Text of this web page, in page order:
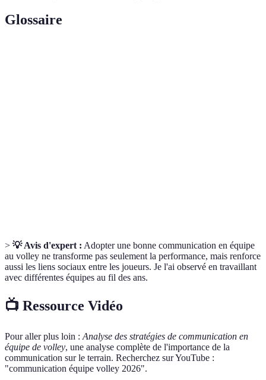
Glossaire
> 💡 Avis d'expert : Adopter une bonne communication en équipe
au volley ne transforme pas seulement la performance, mais renforce
aussi les liens sociaux entre les joueurs. Je l'ai observé en travaillant
avec différentes équipes au fil des ans.
📺 Ressource Vidéo
Pour aller plus loin : Analyse des stratégies de communication en
équipe de volley, une analyse complète de l'importance de la
communication sur le terrain. Recherchez sur YouTube :
"communication équipe volley 2026".